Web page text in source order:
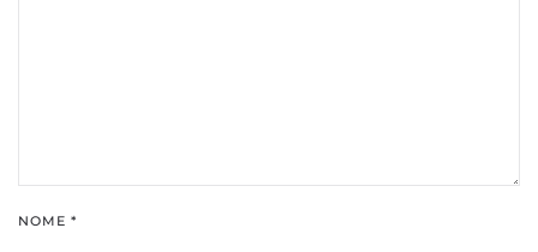
NOME *